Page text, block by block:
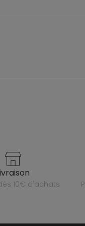
livraison
10€ d'achats